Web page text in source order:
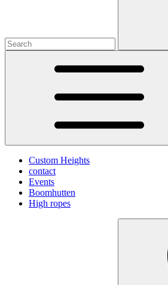
Custom Heights
contact
Events
Boomhutten
High ropes